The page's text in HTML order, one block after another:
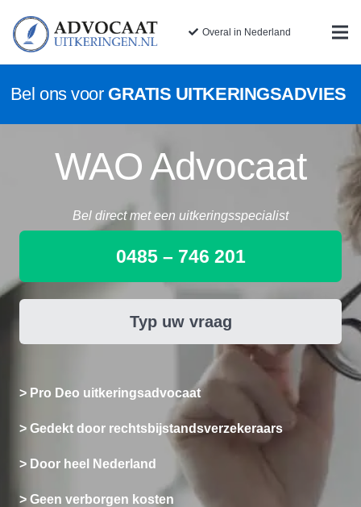
Overal in Nederland
Bel ons voor GRATIS UITKERINGSADVIES
WAO Advocaat
Bel direct met een uitkeringsspecialist
0485 – 746 201
Typ uw vraag
> Pro Deo uitkeringsadvocaat
> Gedekt door rechtsbijstandsverzekeraars
> Door heel Nederland
> Geen verborgen kosten